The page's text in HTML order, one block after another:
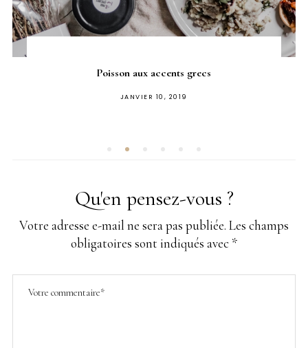
Poisson aux accents grecs
PUBLIÉ
JANVIER 10, 2019
Qu'en pensez-vous ?
Votre adresse e-mail ne sera pas publiée. Les champs
obligatoires sont indiqués avec *